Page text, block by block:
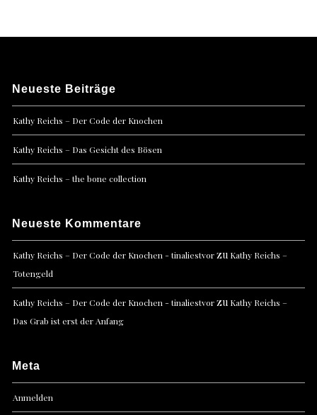
Neueste Beiträge
Kathy Reichs – Der Code der Knochen
Kathy Reichs – Das Gesicht des Bösen
Kathy Reichs – the bone collection
Neueste Kommentare
Kathy Reichs – Der Code der Knochen - tinaliestvorzu Kathy Reichs –
Totengeld
Kathy Reichs – Der Code der Knochen - tinaliestvorzu Kathy Reichs –
Das Grab ist erst der Anfang
Meta
Anmelden